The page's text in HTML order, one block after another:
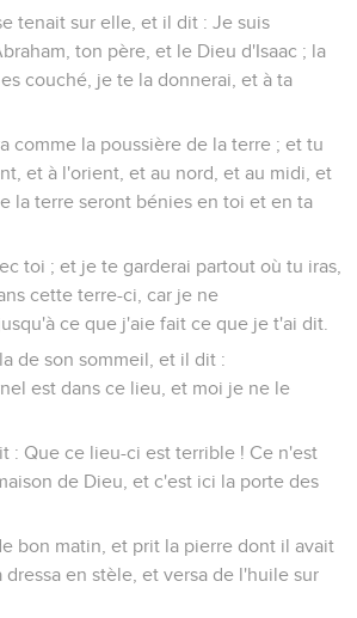
tenait sur elle, et il dit : Je suis
ton père, et le Dieu d'Isaac ; la
couché, je te la donnerai, et à ta
comme la poussière de la terre ; et tu
et à l'orient, et au nord, et au midi, et
la terre seront bénies en toi et en ta
toi ; et je te garderai partout où tu iras,
cette terre-ci, car je ne
ce que j'aie fait ce que je t'ai dit.
de son sommeil, et il dit :
est dans ce lieu, et moi je ne le
: Que ce lieu-ci est terrible ! Ce n'est
de Dieu, et c'est ici la porte des
bon matin, et prit la pierre dont il avait
en stèle, et versa de l'huile sur